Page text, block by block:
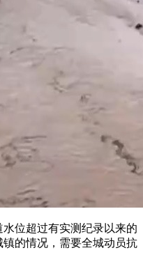
位超过有实测纪录以来的
的情况，需要全城动员抗